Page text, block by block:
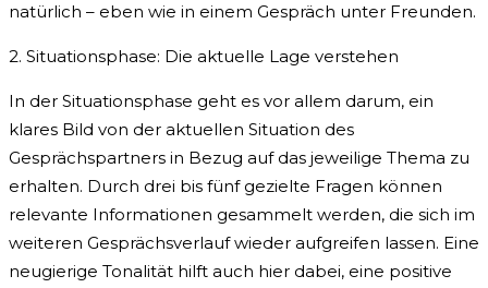
natürlich – eben wie in einem Gespräch unter Freunden.
2. Situationsphase: Die aktuelle Lage verstehen
In der Situationsphase geht es vor allem darum, ein
klares Bild von der aktuellen Situation des
Gesprächspartners in Bezug auf das jeweilige Thema zu
erhalten. Durch drei bis fünf gezielte Fragen können
relevante Informationen gesammelt werden, die sich im
weiteren Gesprächsverlauf wieder aufgreifen lassen. Eine
neugierige Tonalität hilft auch hier dabei, eine positive